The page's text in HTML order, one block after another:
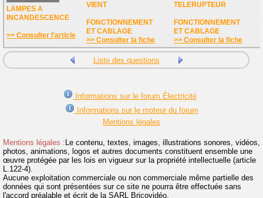
LAMPES A
INCANDESCENCE
>> Consulter l'article
VIENT
FONCTIONNEMENT
ET CABLAGE
>> Consulter la fiche
TELERUPTEUR
FONCTIONNEMENT
ET CABLAGE
>> Consulter la fiche
Liste des questions
Informations sur le forum Électricité
Informations sur le moteur du forum
Mentions légales
Mentions légales : Le contenu, textes, images, illustrations sonores, vidéos,
photos, animations, logos et autres documents constituent ensemble une
œuvre protégée par les lois en vigueur sur la propriété intellectuelle (article
L.122-4).
Aucune exploitation commerciale ou non commerciale même partielle des
données qui sont présentées sur ce site ne pourra être effectuée sans
l'accord préalable et écrit de la SARL Bricovidéo.